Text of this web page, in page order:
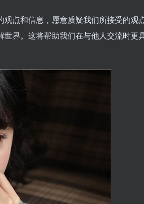
点和信息，愿意质疑我们所接受的观
界。这将帮助我们在与他人交流时更